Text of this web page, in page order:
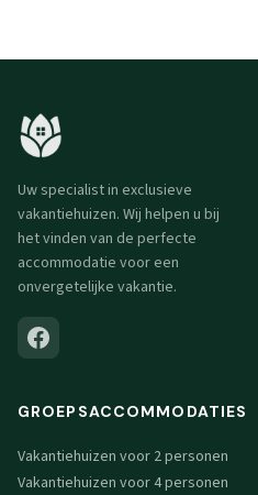
Uw specialist in exclusieve
vakantiehuizen. Wij helpen u bij
het vinden van de perfecte
accommodatie voor een
onvergetelijke vakantie.
GROEPSACCOMMODATIES
Vakantiehuizen voor 2 personen
Vakantiehuizen voor 4 personen